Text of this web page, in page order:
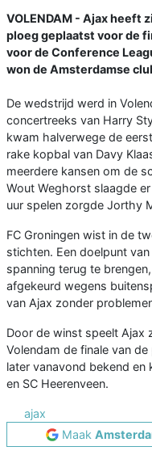
VOLENDAM - Ajax heeft
ploeg geplaatst voor de
voor de Conference
won de Amsterdamse
De wedstrijd werd in
concertreeks van Harry
kwam halverwege de
rake kopbal van Davy
meerdere kansen om de
Wout Weghorst slaagde
uur spelen zorgde Jorthy
FC Groningen wist in de
stichten. Een doelpunt
spanning terug te
afgekeurd wegens
van Ajax zonder
Door de winst speelt Ajax
Volendam de finale van
later vanavond bekend
en SC Heerenveen.
ajax
Maak